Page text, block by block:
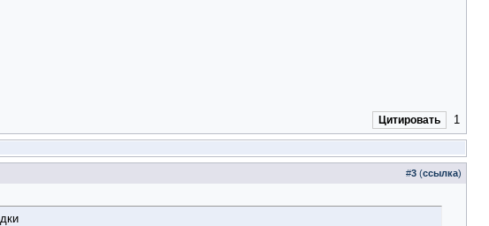
Цитировать 1
#3 (ссылка)